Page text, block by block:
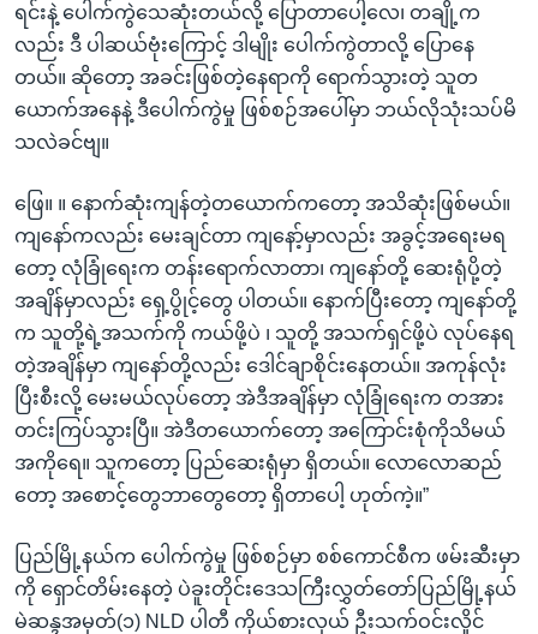
ရင်းနဲ့ ပေါက်ကွဲသေဆုံးတယ်လို့ ပြောတာပေါ့လေ၊ တချို့က
လည်း ဒီ ပါဆယ်ဗုံးကြောင့် ဒါမျိုး ပေါက်ကွဲတာလို့ ပြောနေ
တယ်။ ဆိုတော့ အခင်းဖြစ်တဲ့နေရာကို ရောက်သွားတဲ့ သူတ
ယောက်အနေနဲ့ ဒီပေါက်ကွဲမှု ဖြစ်စဉ်အပေါ်မှာ ဘယ်လိုသုံးသပ်မိ
သလဲခင်ဗျ။
ဖြေ။ ။ နောက်ဆုံးကျန်တဲ့တယောက်ကတော့ အသိဆုံးဖြစ်မယ်။
ကျနော်ကလည်း မေးချင်တာ ကျနော့်မှာလည်း အခွင့်အရေးမရ
တော့ လုံခြုံရေးက တန်းရောက်လာတာ၊ ကျနော်တို့ ဆေးရုံပို့တဲ့
အချိန်မှာလည်း ရှေ့ပွိုင့်တွေ ပါတယ်။ နောက်ပြီးတော့ ကျနော်တို့
က သူတို့ရဲ့အသက်ကို ကယ်ဖို့ပဲ ၊ သူတို့ အသက်ရှင်ဖို့ပဲ လုပ်နေရ
တဲ့အချိန်မှာ ကျနော်တို့လည်း ဒေါင်ချာစိုင်းနေတယ်။ အကုန်လုံး
ပြီးစီးလို့ မေးမယ်လုပ်တော့ အဲဒီအချိန်မှာ လုံခြုံရေးက တအား
တင်းကြပ်သွားပြီ။ အဲဒီတယောက်တော့ အကြောင်းစုံကိုသိမယ်
အကိုရေ။ သူကတော့ ပြည်ဆေးရုံမှာ ရှိတယ်။ လောလောဆည်
တော့ အစောင့်တွေဘာတွေတော့ ရှိတာပေါ့ ဟုတ်ကဲ့။”
ပြည်မြို့နယ်က ပေါက်ကွဲမှု ဖြစ်စဉ်မှာ စစ်ကောင်စီက ဖမ်းဆီးမှာ
ကို ရှောင်တိမ်းနေတဲ့ ပဲခူးတိုင်းဒေသကြီးလွှတ်တော်ပြည်မြို့နယ်
မဲဆန္ဒအမှတ်(၁) NLD ပါတီ ကိုယ်စားလှယ် ဦးသက်ဝင်းလှိုင်